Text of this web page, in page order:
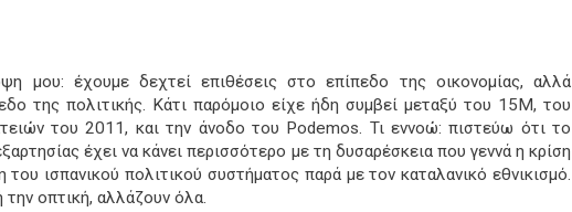
μου: έχουμε δεχτεί επιθέσεις στο επίπεδο της οικονομίας, αλλά
της πολιτικής. Κάτι παρόμοιο είχε ήδη συμβεί μεταξύ του 15Μ, του
του 2011, και την άνοδο του Podemos. Τι εννοώ: πιστεύω ότι το
έχει να κάνει περισσότερο με τη δυσαρέσκεια που γεννά η κρίση
του ισπανικού πολιτικού συστήματος παρά με τον καταλανικό εθνικισμό.
οπτική, αλλάζουν όλα.